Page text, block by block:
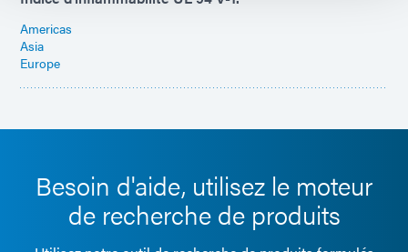
Americas
Asia
Europe
Besoin d'aide, utilisez le moteur
de recherche de produits